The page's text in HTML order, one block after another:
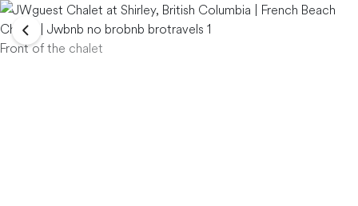
Front of the chalet